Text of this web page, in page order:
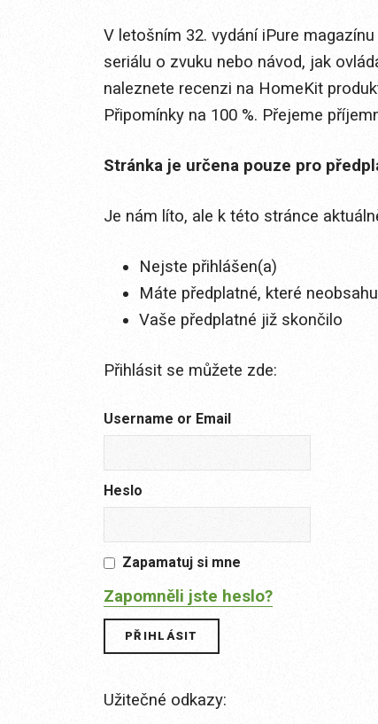
V letošním 32. vydání iPure
seriálu o zvuku nebo návod, jak
naleznete recenzi na HomeKit
Připomínky na 100 %. Přejeme
Stránka je určena pouze pro
Je nám líto, ale k této stránce
Nejste přihlášen(a)
Máte předplatné, které
Vaše předplatné již skončilo
Přihlásit se můžete zde:
Username or Email
Heslo
Zapamatuj si mne
Zapomněli jste heslo?
Užitečné odkazy: